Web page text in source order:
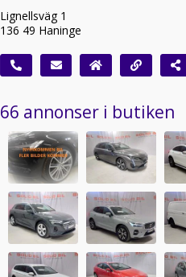
Lignellsväg 1
136 49 Haninge
66 annonser i butiken